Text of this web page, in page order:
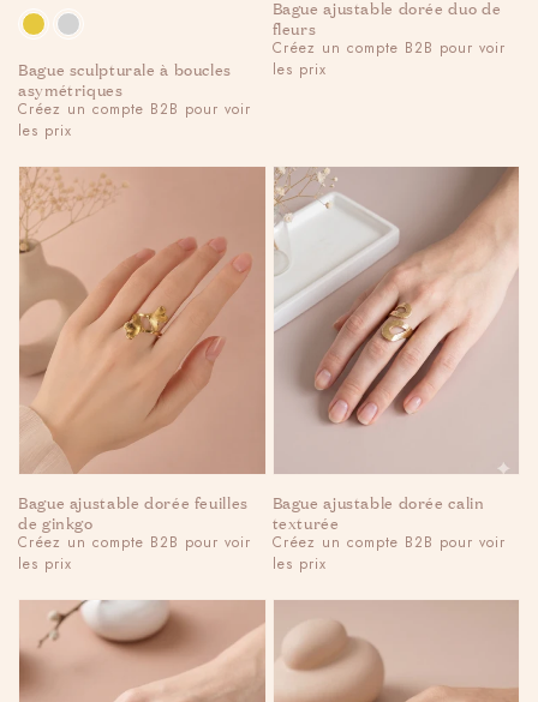
Couleur
Bague sculpturale à boucles
asymétriques
Regular
price
Créez un compte B2B pour voir
les prix
Bague ajustable dorée duo de
fleurs
Regular
price
Créez un compte B2B pour voir
les prix
Bague ajustable dorée feuilles
de ginkgo
Regular
price
Créez un compte B2B pour voir
les prix
Bague ajustable dorée calin
texturée
Regular
price
Créez un compte B2B pour voir
les prix